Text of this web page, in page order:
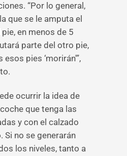
“Por lo general,
que se le amputa el
en menos de 5
parte del otro pie,
pies ‘morirán'”,
ocurrir la idea de
que tenga las
y con el calzado
Si no se generarán
los niveles, tanto a